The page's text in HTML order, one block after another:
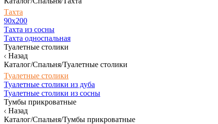
Тахта
90х200
Тахта из сосны
Тахта односпальная
Туалетные столики
Назад
Каталог/Спальня/Туалетные столики
Туалетные столики
Туалетные столики из дуба
Туалетные столики из сосны
Тумбы прикроватные
Назад
Каталог/Спальня/Тумбы прикроватные